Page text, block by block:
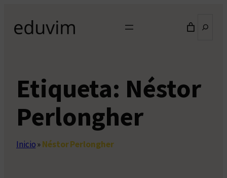
contenido
Etiqueta: Néstor
Perlongher
Inicio»Néstor Perlongher